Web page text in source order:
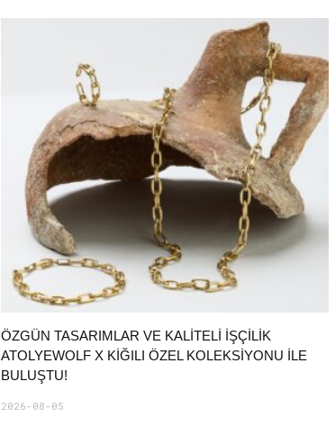
ÖZGÜN TASARIMLAR VE KALITELI İŞÇILIK
ATOLYEWOLF X KIĞILI ÖZEL KOLEKSIYONU ILE
BULUŞTU!
2026-08-05